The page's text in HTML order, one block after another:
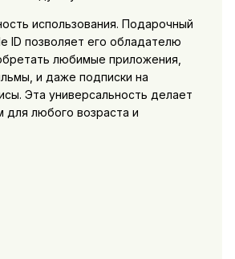
использования. Подарочный
ID позволяет его обладателю
любимые приложения,
и даже подписки на
Эта универсальность делает
любого возраста и